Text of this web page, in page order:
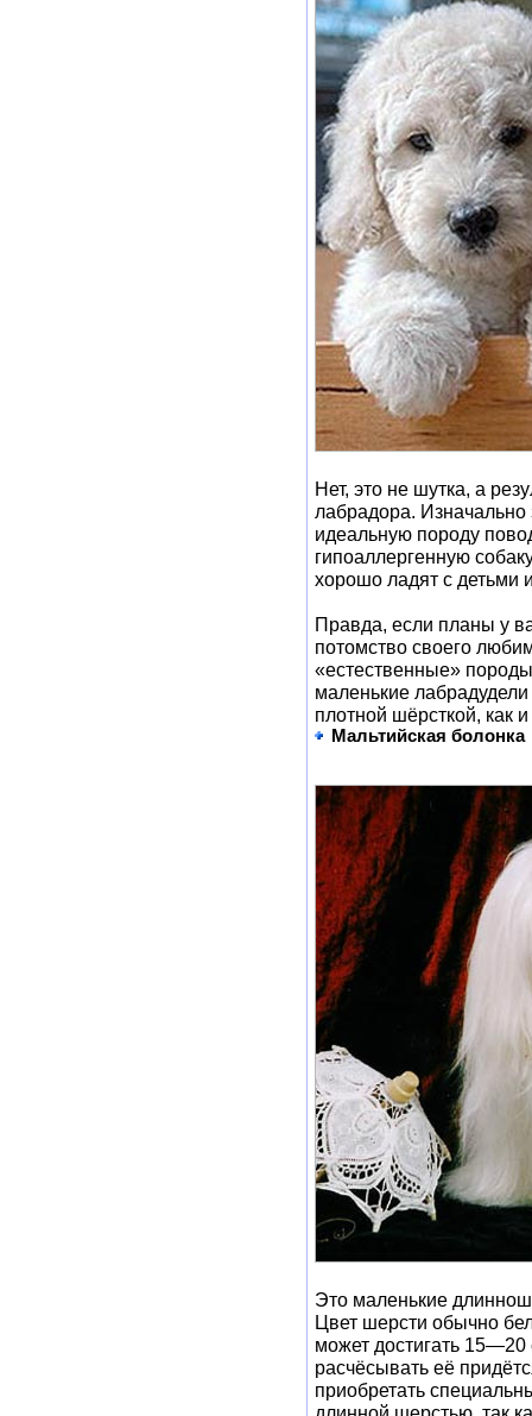
Нет, это не шутка, а
лабрадора.
идеальную породу
гипоаллергенную
хорошо ладят с детьми
Правда, если планы у
потомство своего
«естественные»
маленькие лабрадудели
плотной шёрсткой, как
Мальтийская болонка
Это маленькие
Цвет шерсти обычно
может достигать
расчёсывать её
приобретать